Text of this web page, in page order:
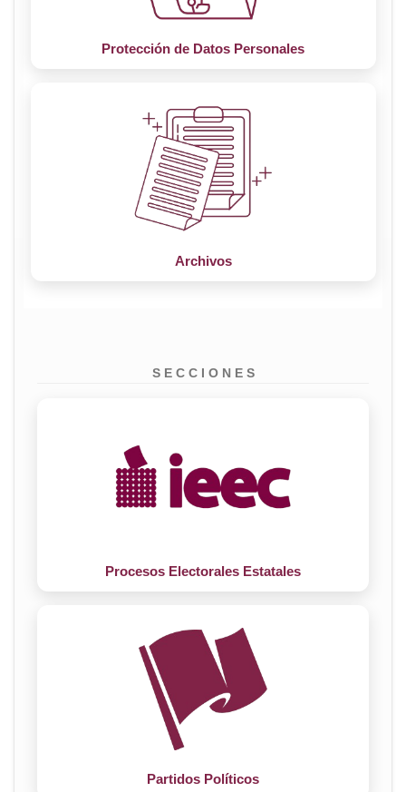
Protección de Datos Personales
Archivos
S E C C I O N E S
Procesos Electorales Estatales
Partidos Políticos